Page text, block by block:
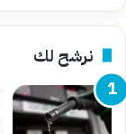
نرشح لك